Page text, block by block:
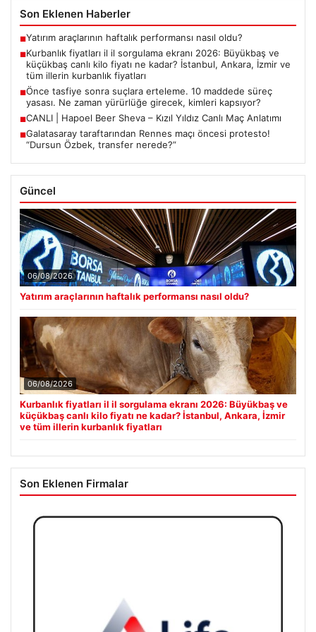
Son Eklenen Haberler
■Yatırım araçlarının haftalık performansı nasıl oldu?
■Kurbanlık fiyatları il il sorgulama ekranı 2026: Büyükbaş ve
küçükbaş canlı kilo fiyatı ne kadar? İstanbul, Ankara, İzmir ve
tüm illerin kurbanlık fiyatları
■Önce tasfiye sonra suçlara erteleme. 10 maddede süreç
yasası. Ne zaman yürürlüğe girecek, kimleri kapsıyor?
■CANLI | Hapoel Beer Sheva – Kızıl Yıldız Canlı Maç Anlatımı
■Galatasaray taraftarından Rennes maçı öncesi protesto!
“Dursun Özbek, transfer nerede?”
Güncel
06/08/2026
Yatırım araçlarının haftalık performansı nasıl oldu?
06/08/2026
Kurbanlık fiyatları il il sorgulama ekranı 2026: Büyükbaş ve
küçükbaş canlı kilo fiyatı ne kadar? İstanbul, Ankara, İzmir
ve tüm illerin kurbanlık fiyatları
Son Eklenen Firmalar